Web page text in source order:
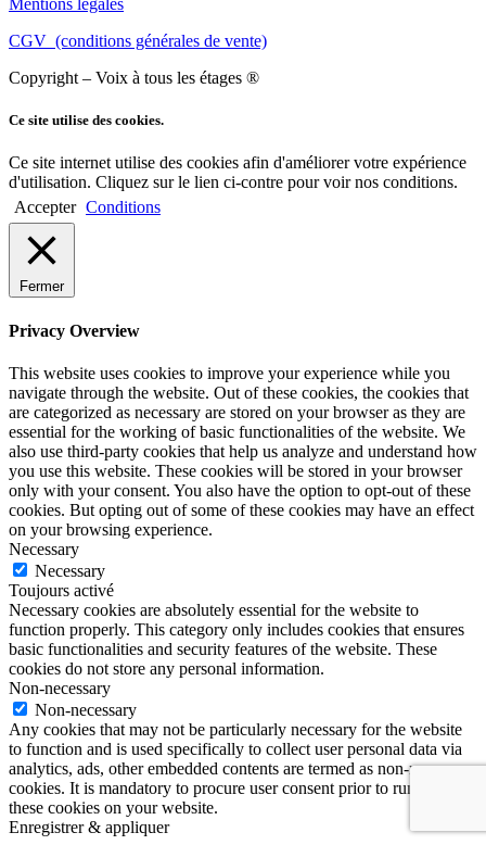
Mentions légales
CGV (conditions générales de vente)
Copyright – Voix à tous les étages ®
Ce site utilise des cookies.
Ce site internet utilise des cookies afin d'améliorer votre expérience
d'utilisation. Cliquez sur le lien ci-contre pour voir nos conditions.
Accepter Conditions
Fermer
Privacy Overview
This website uses cookies to improve your experience while you
navigate through the website. Out of these cookies, the cookies that
are categorized as necessary are stored on your browser as they are
essential for the working of basic functionalities of the website. We
also use third-party cookies that help us analyze and understand how
you use this website. These cookies will be stored in your browser
only with your consent. You also have the option to opt-out of these
cookies. But opting out of some of these cookies may have an effect
on your browsing experience.
Necessary
Necessary
Toujours activé
Necessary cookies are absolutely essential for the website to
function properly. This category only includes cookies that ensures
basic functionalities and security features of the website. These
cookies do not store any personal information.
Non-necessary
Non-necessary
Any cookies that may not be particularly necessary for the website
to function and is used specifically to collect user personal data via
analytics, ads, other embedded contents are termed as non-necessary
cookies. It is mandatory to procure user consent prior to running
these cookies on your website.
Enregistrer & appliquer